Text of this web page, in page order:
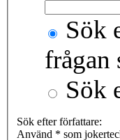
Sök
frågan
Sök
Sök efter författare:
Använd * som